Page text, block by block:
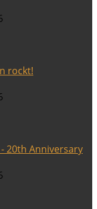
rockt!
20th Anniversary